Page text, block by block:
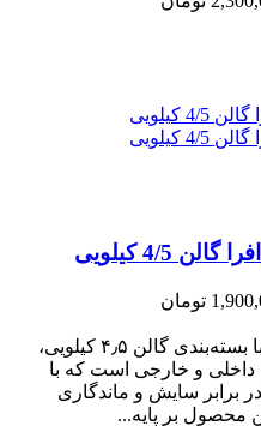
4/5 کیلویی
تومان
رنگ آکریلیک سفید فول کاور افرا، با بسته‌بندی گالن ۴٫۵ کیلویی،
داخلی و خارجی است که با
برابر سایش و ماندگاری
بر پایه...